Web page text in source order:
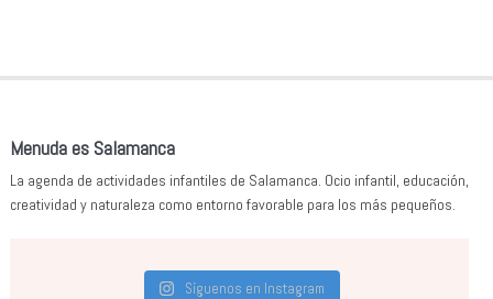
Menuda es Salamanca
La agenda de actividades infantiles de Salamanca. Ocio infantil, educación,
creatividad y naturaleza como entorno favorable para los más pequeños.
Síguenos en Instagram